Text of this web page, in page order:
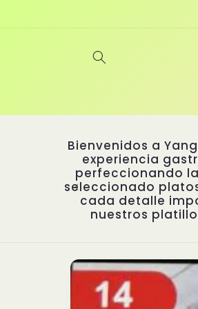
Bienvenidos a
experiencia
perfeccionando
seleccionado
cada detalle
nuestros
directamente
a la
información
del producto